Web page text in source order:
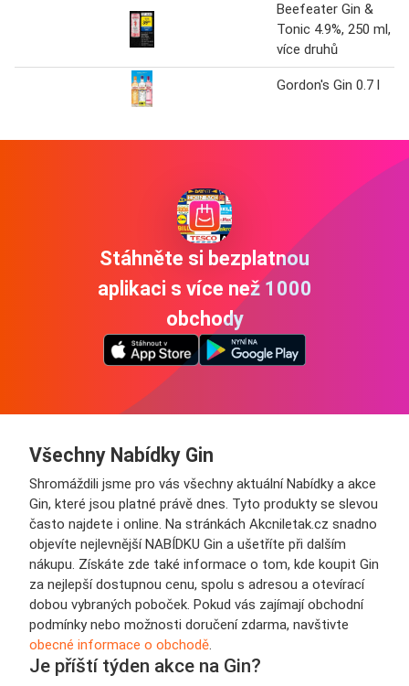
Beefeater Gin &
Tonic 4.9%, 250 ml,
více druhů
Gordon's Gin 0.7 l
Stáhněte si bezplatnou
aplikaci s více než 1000
obchody
Všechny Nabídky Gin
Shromáždili jsme pro vás všechny aktuální Nabídky a akce
Gin, které jsou platné právě dnes. Tyto produkty se slevou
často najdete i online. Na stránkách Akcniletak.cz snadno
objevíte nejlevnější NABÍDKU Gin a ušetříte při dalším
nákupu. Získáte zde také informace o tom, kde koupit Gin
za nejlepší dostupnou cenu, spolu s adresou a otevírací
dobou vybraných poboček. Pokud vás zajímají obchodní
podmínky nebo možnosti doručení zdarma, navštivte
obecné informace o obchodě.
Je příští týden akce na Gin?